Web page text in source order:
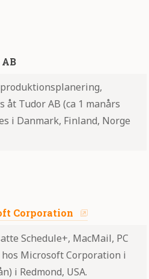
Tudor AB (ca 1 manårs
i Danmark, Finland, Norge
Corporation
Schedule+, MacMail, PC
Microsoft Corporation i
i Redmond, USA.